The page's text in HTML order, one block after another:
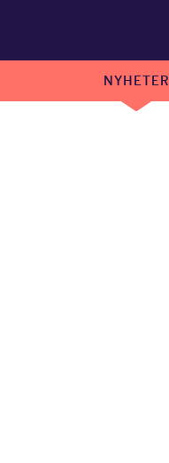
NYHETER